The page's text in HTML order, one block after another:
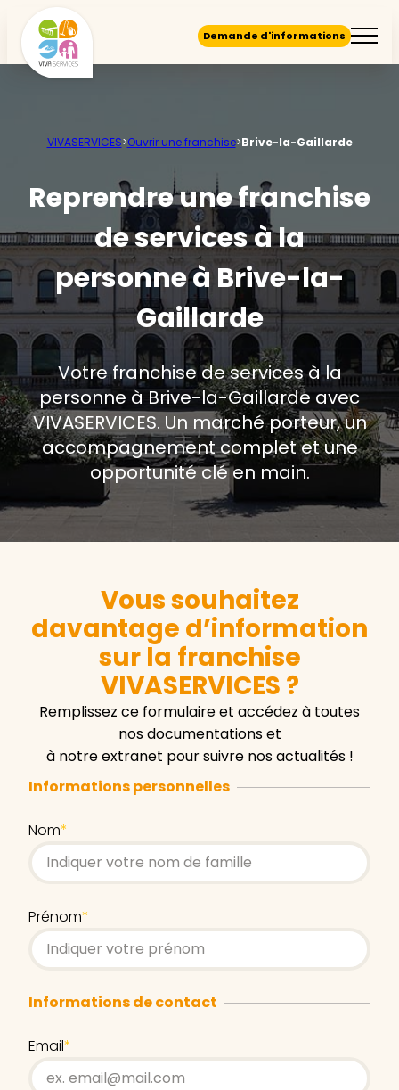
Demande d'informations
VIVASERVICES>Ouvrir une franchise>Brive-la-Gaillarde
Reprendre une franchise
de services à la
personne à Brive-la-
Gaillarde
Votre franchise de services à la
personne à Brive-la-Gaillarde avec
VIVASERVICES. Un marché porteur, un
accompagnement complet et une
opportunité clé en main.
Vous souhaitez
davantage d’information
sur la franchise
VIVASERVICES ?
Remplissez ce formulaire et accédez à toutes
nos documentations et
à notre extranet pour suivre nos actualités !
Informations personnelles
Nom*
Prénom*
Informations de contact
Email*